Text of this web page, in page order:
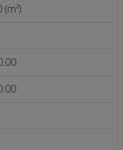
(m²)